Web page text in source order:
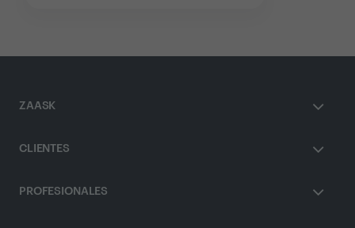
ZAASK
CLIENTES
PROFESIONALES